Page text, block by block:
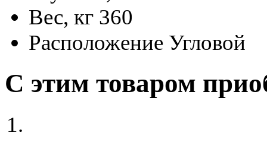
Вес, кг 360
Расположение Угловой
С этим товаром